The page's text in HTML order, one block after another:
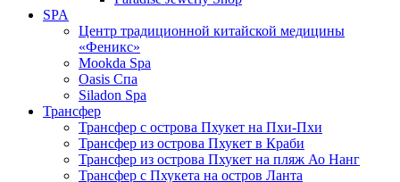
SPA
Центр традиционной китайской медицины
«Феникс»
Mookda Spa
Oasis Спа
Siladon Spa
Трансфер
Трансфер с острова Пхукет на Пхи-Пхи
Трансфер из острова Пхукет в Краби
Трансфер из острова Пхукет на пляж Ао Нанг
Трансфер с Пхукета на остров Ланта